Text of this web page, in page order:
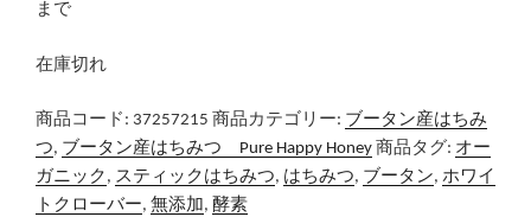
まで
在庫切れ
商品コード: 37257215 商品カテゴリー: ブータン産はちみ
つ, ブータン産はちみつ Pure Happy Honey 商品タグ: オー
ガニック , スティックはちみつ, はちみつ, ブータン, ホワイ
トクローバー, 無添加, 酵素